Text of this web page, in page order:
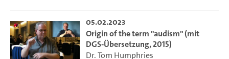
05.02.2023
Origin of the term "audism" (mit
DGS-Übersetzung, 2015)
Dr. Tom Humphries